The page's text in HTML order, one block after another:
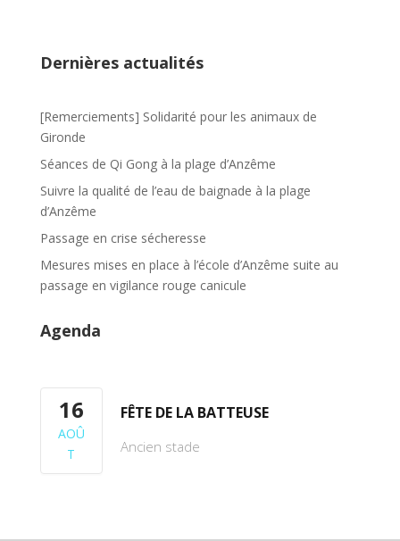
k
Dernières actualités
[Remerciements] Solidarité pour les animaux de
Gironde
Séances de Qi Gong à la plage d’Anzême
Suivre la qualité de l’eau de baignade à la plage
d’Anzême
Passage en crise sécheresse
Mesures mises en place à l’école d’Anzême suite au
passage en vigilance rouge canicule
Agenda
16
AOÛ
T
FÊTE DE LA BATTEUSE
Ancien stade